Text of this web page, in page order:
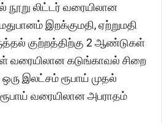
நூறு லிட்டர் வரையிலான
இறக்குமதி, ஏற்றுமதி
குற்றத்திற்கு 2 ஆண்டுகள்
வரையிலான கடுங்காவல் சிறை
இலட்சம் ரூபாய் முதல்
வரையிலான அபராதம்